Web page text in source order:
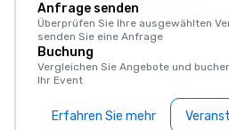
Anfrage senden
Überprüfen Sie Ihre ausgewählten
senden Sie eine Anfrage
Buchung
Vergleichen Sie Angebote und
Ihr Event
Erfahren Sie mehr